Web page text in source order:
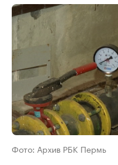
Фото: Архив РБК Пермь